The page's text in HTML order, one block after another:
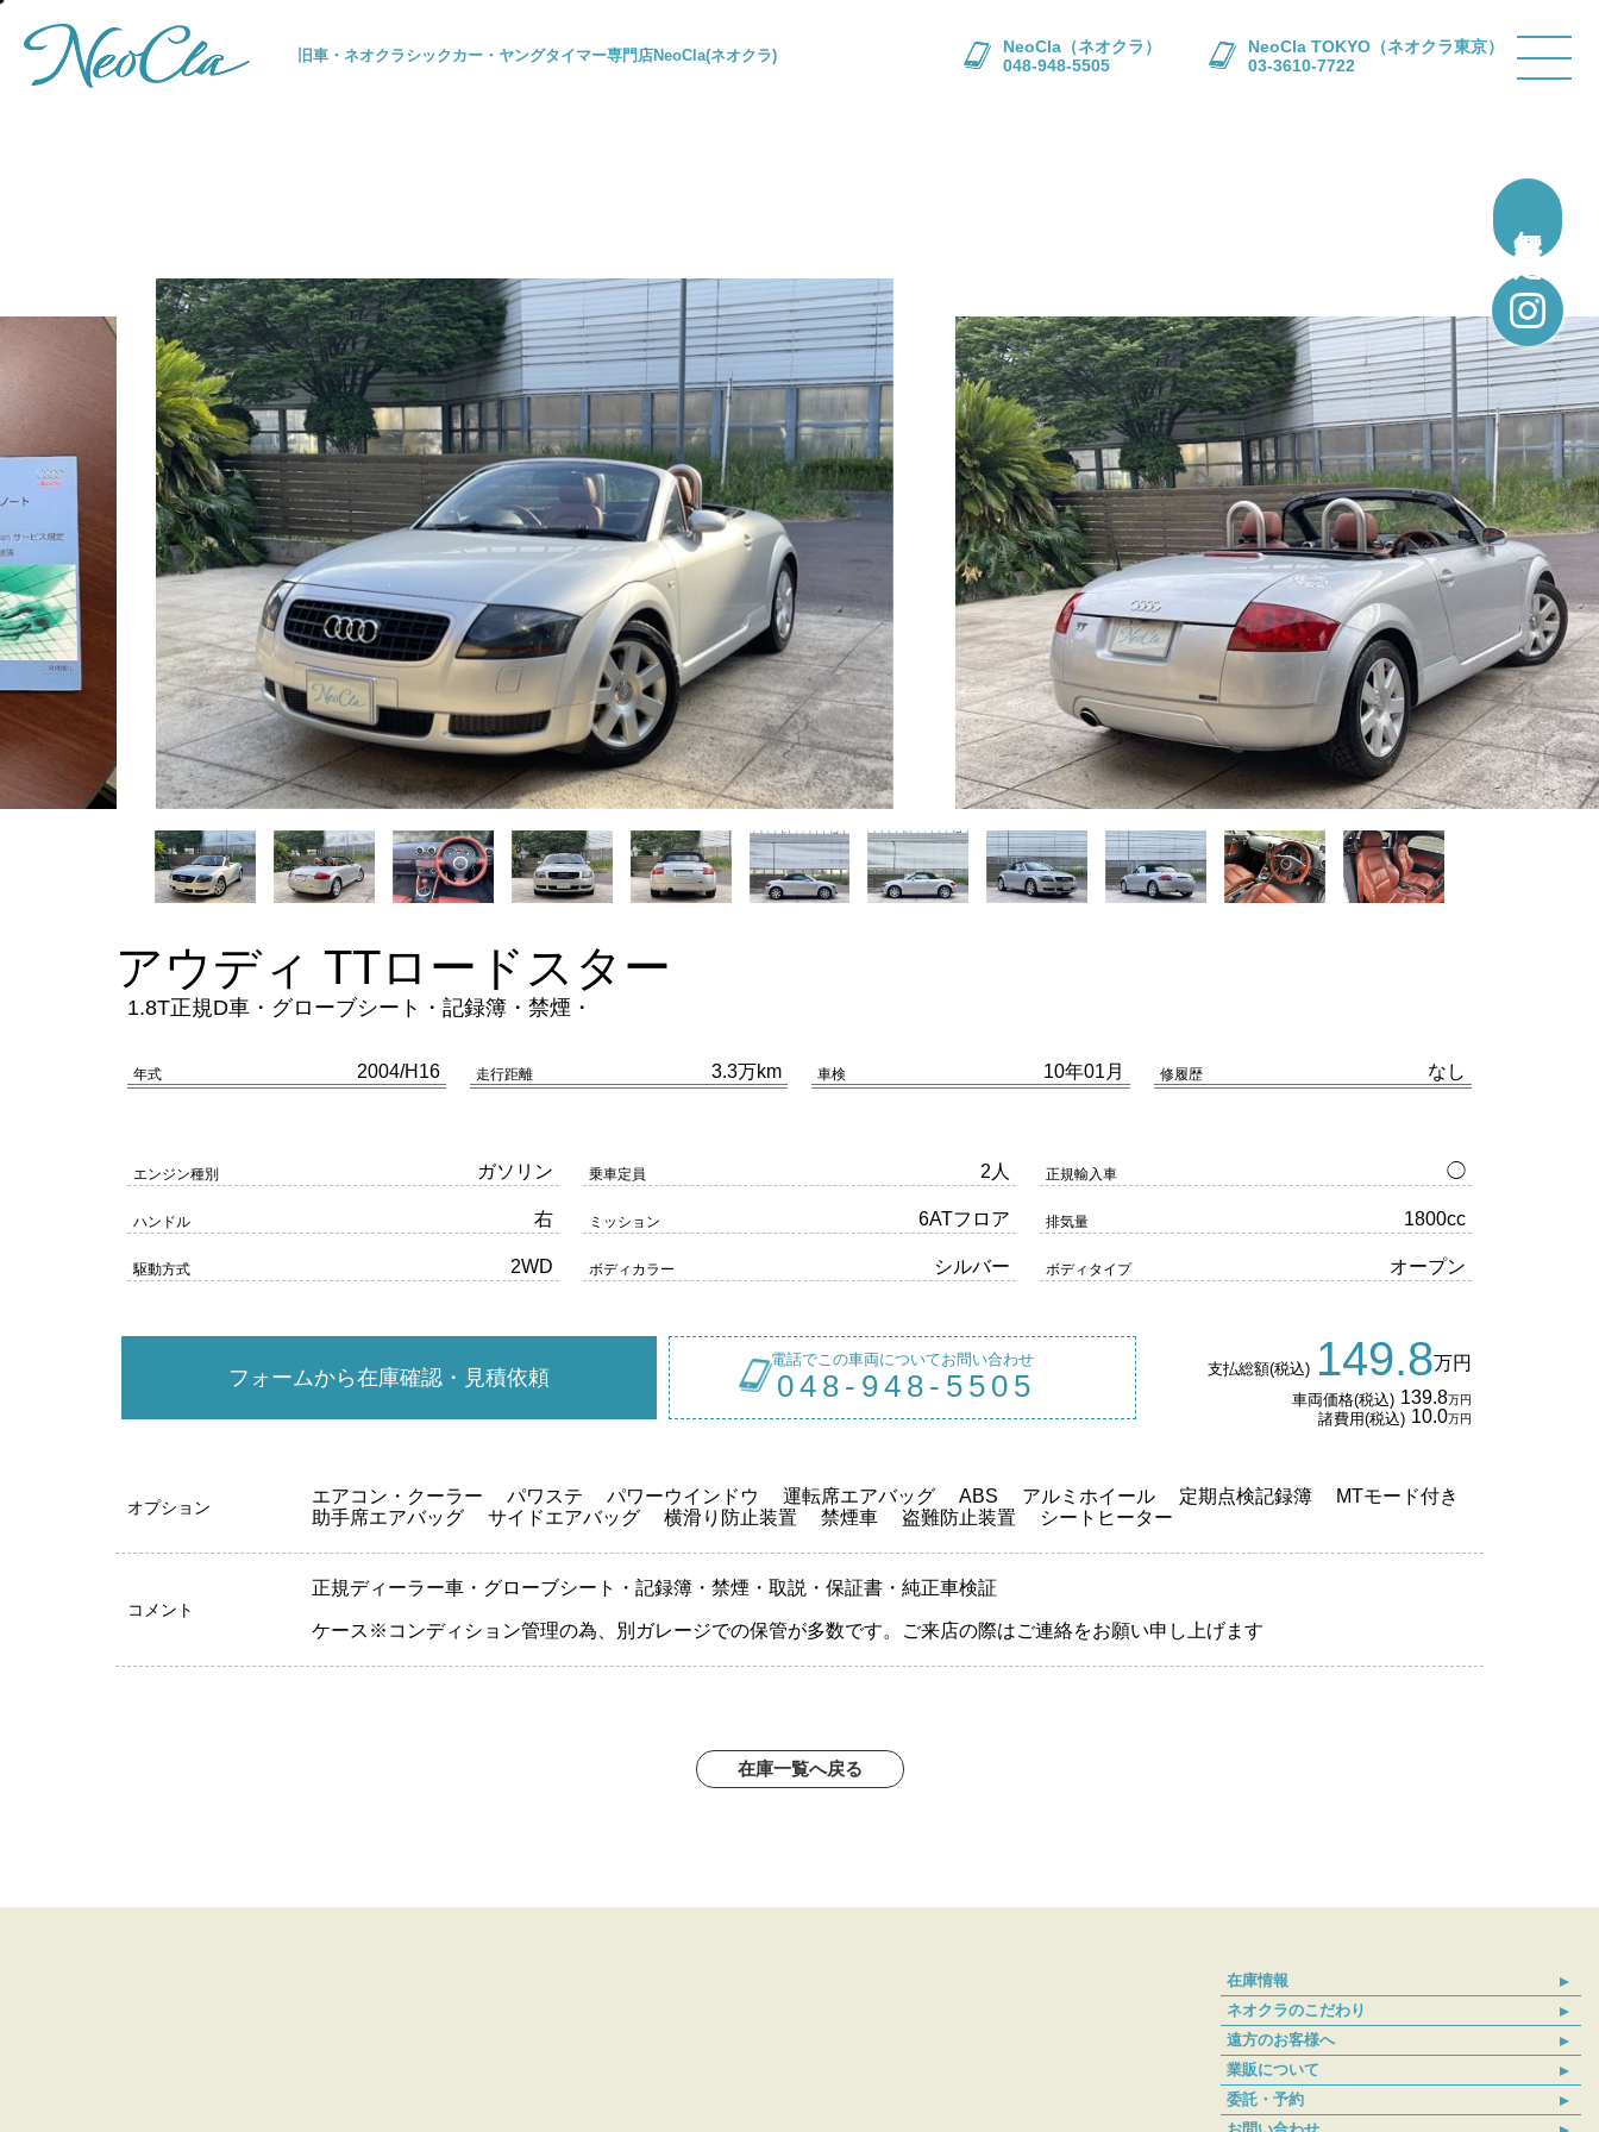
旧車・ネオクラシックカー・ ヤングタイマー専門店NeoCla(ネオクラ)
NeoCla（ネオクラ）
048-948-5505
NeoCla TOKYO（ネオクラ東京）
03-3610-7722
アウディ TTロードスター
1.8T正規D車・グローブシート・記録簿・禁煙・
年式 2004/H16 走行距離 3.3万km 車検 10年01月 修履歴 なし
エンジン種別 ガソリン 乗車定員 2人 正規輸入車 ◯
ハンドル 右 ミッション 6ATフロア 排気量 1800cc
駆動方式 2WD ボディカラー シルバー ボディタイプ オープン
フォームから在庫確認・見積依頼
電話でこの車両についてお問い合わせ
048-948-5505 支払総額(税込) 149.8万円
車両価格(税込) 139.8万円
諸費用(税込) 10.0万円
オプション
エアコン・クーラー パワステ パワーウインドウ 運転席エアバッグ ABS アルミホイール 定期点検記録簿
MTモード付き
助手席エアバッグ
サイドエアバッグ 横滑り防止装置 禁煙車 盗難防止装置 シートヒーター
コメント
正規ディーラー車・グローブシート・記録簿・禁煙・取説・保証書・純正車検証
ケース※コンディション管理の為、別ガレージでの保管が多数です。ご来店の際はご連絡をお願い申し上げます
在庫一覧へ戻る
在庫情報
ネオクラのこだわり
遠方のお客様へ
業販について
委託・予約